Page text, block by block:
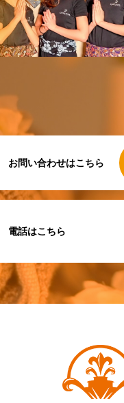
お問い合わせはこちら
電話はこちら